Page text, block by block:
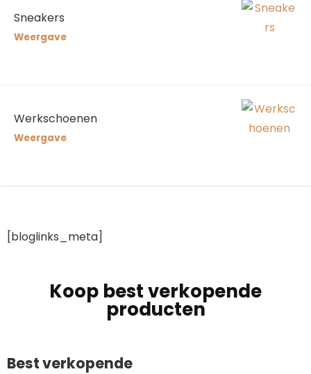
Sneakers
Weergave
Werkschoenen
Weergave
[bloglinks_meta]
Koop best verkopende
producten
Best verkopende